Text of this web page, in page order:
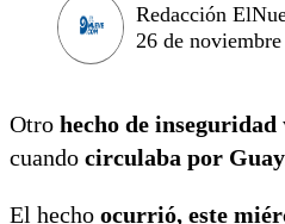
Redacción
26 de
Otro hecho de inseguridad
cuando circulaba por
El hecho ocurrió, este